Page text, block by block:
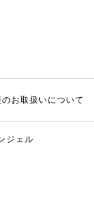
お取扱いについて
ジェル